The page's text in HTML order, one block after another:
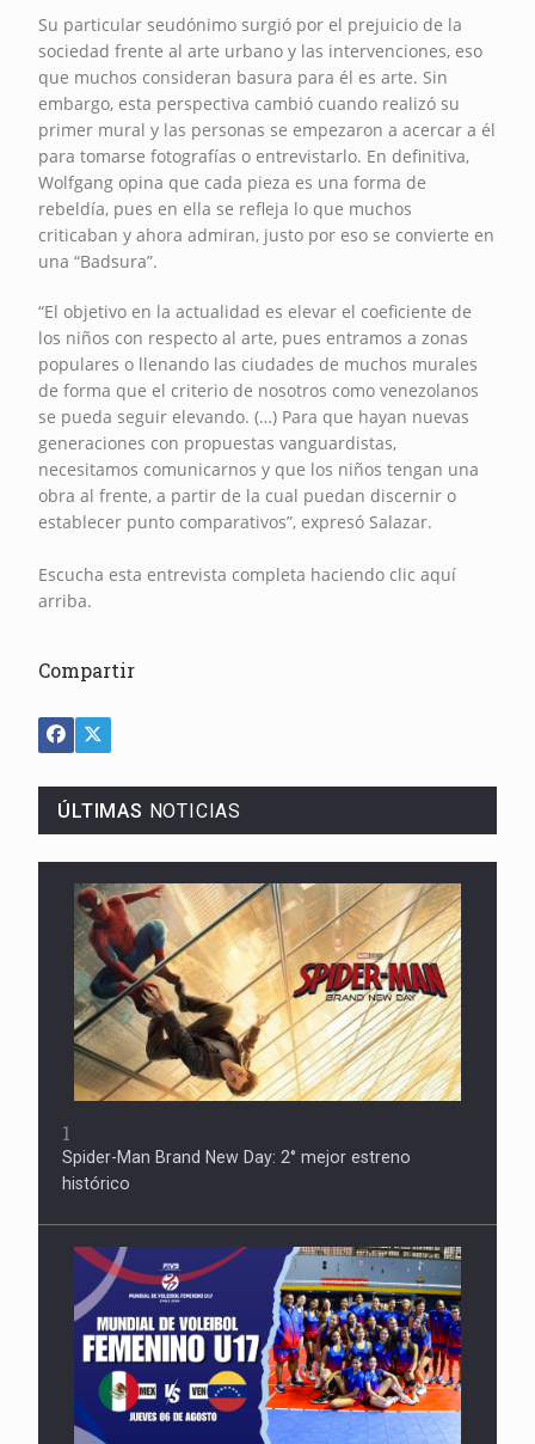
Su particular seudónimo surgió por el prejuicio de la
sociedad frente al arte urbano y las intervenciones, eso
que muchos consideran basura para él es arte. Sin
embargo, esta perspectiva cambió cuando realizó su
primer mural y las personas se empezaron a acercar a él
para tomarse fotografías o entrevistarlo. En definitiva,
Wolfgang opina que cada pieza es una forma de
rebeldía, pues en ella se refleja lo que muchos
criticaban y ahora admiran, justo por eso se convierte en
una “Badsura”.
“El objetivo en la actualidad es elevar el coeficiente de
los niños con respecto al arte, pues entramos a zonas
populares o llenando las ciudades de muchos murales
de forma que el criterio de nosotros como venezolanos
se pueda seguir elevando. (…) Para que hayan nuevas
generaciones con propuestas vanguardistas,
necesitamos comunicarnos y que los niños tengan una
obra al frente, a partir de la cual puedan discernir o
establecer punto comparativos”, expresó Salazar.
Escucha esta entrevista completa haciendo clic aquí
arriba.
Compartir
ÚLTIMAS NOTICIAS
1
Spider-Man Brand New Day: 2° mejor estreno
histórico